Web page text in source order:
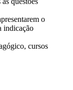
o
indicação
cursos